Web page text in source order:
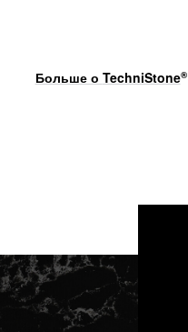
Больше о TechniStone®